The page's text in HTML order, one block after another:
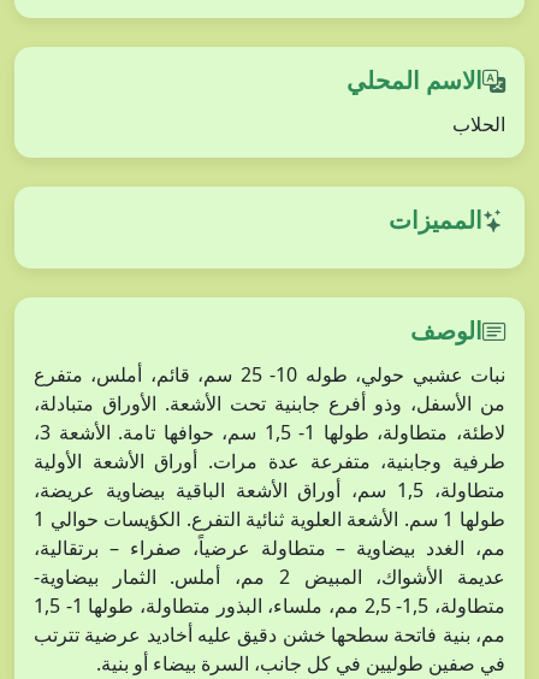
الاسم المحلي
الحلاب
المميزات
الوصف
نبات عشبي حولي، طوله 10- 25 سم، قائم، أملس، متفرع
من الأسفل، وذو أفرع جابنية تحت الأشعة. الأوراق متبادلة،
لاطئة، متطاولة، طولها 1- 1,5 سم، حوافها تامة. الأشعة 3،
طرفية وجابنية، متفرعة عدة مرات. أوراق الأشعة الأولية
متطاولة، 1,5 سم، أوراق الأشعة الباقية بيضاوية عريضة،
طولها 1 سم. الأشعة العلوية ثنائية التفرع. الكؤيسات حوالي 1
مم، الغدد بيضاوية – متطاولة عرضياً، صفراء – برتقالية،
عديمة الأشواك، المبيض 2 مم، أملس. الثمار بيضاوية-
متطاولة، 1,5- 2,5 مم، ملساء، البذور متطاولة، طولها 1- 1,5
مم، بنية فاتحة سطحها خشن دقيق عليه أخاديد عرضية تترتب
في صفين طوليين في كل جانب، السرة بيضاء أو بنية.